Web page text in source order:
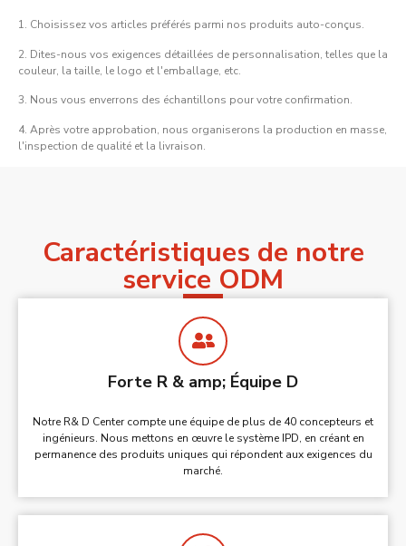
1. Choisissez vos articles préférés parmi nos produits auto-conçus.
2. Dites-nous vos exigences détaillées de personnalisation, telles que la
couleur, la taille, le logo et l'emballage, etc.
3. Nous vous enverrons des échantillons pour votre confirmation.
4. Après votre approbation, nous organiserons la production en masse,
l'inspection de qualité et la livraison.
Caractéristiques de notre
service ODM
Forte R & amp; Équipe D
Notre R& D Center compte une équipe de plus de 40 concepteurs et
ingénieurs. Nous mettons en œuvre le système IPD, en créant en
permanence des produits uniques qui répondent aux exigences du
marché.